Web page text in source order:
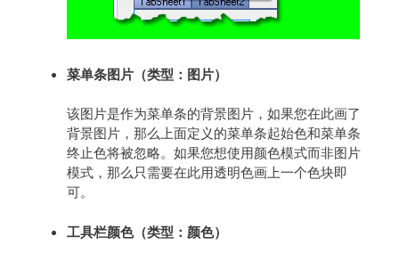
菜单条图片（类型：图片）
该图片是作为菜单条的背景图片，如果您在此画了
背景图片，那么上面定义的菜单条起始色和菜单条
终止色将被忽略。如果您想使用颜色模式而非图片
模式，那么只需要在此用透明色画上一个色块即
可。
工具栏颜色（类型：颜色）